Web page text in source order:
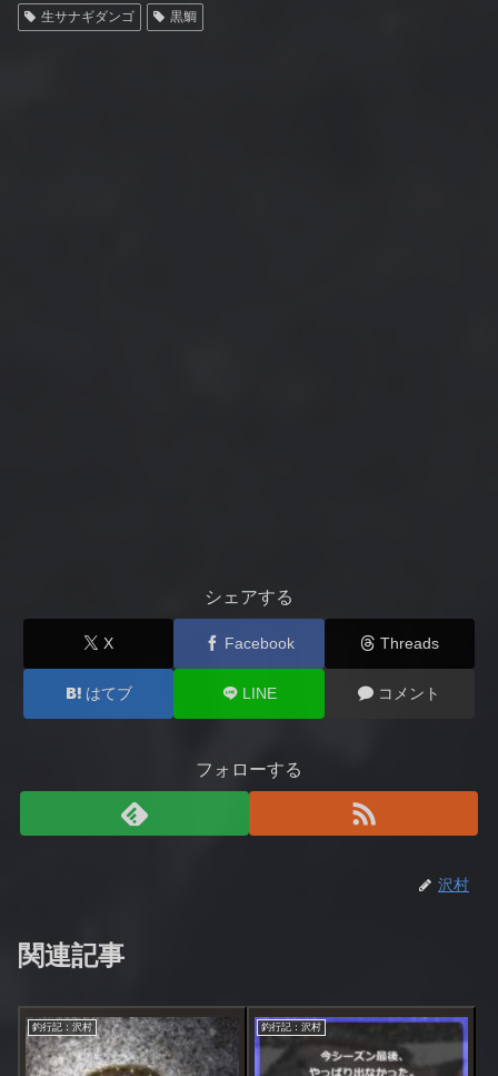
生サナギダンゴ 黒鯛
シェアする
X Facebook Threads
はてブ LINE コメント
フォローする
沢村
関連記事
釣行記：沢村 釣行記：沢村